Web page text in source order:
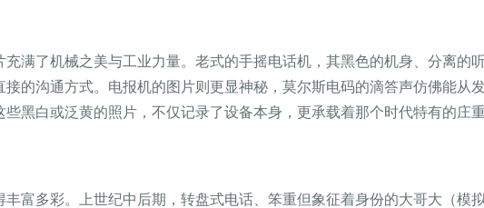
满了机械之美与工业力量。老式的手摇电话机，其黑色的机身、分离的
的沟通方式。电报机的图片则更显神秘，莫尔斯电码的滴答声仿佛能从
黑白或泛黄的照片，不仅记录了设备本身，更承载着那个时代特有的庄重
富多彩。上世纪中后期，转盘式电话、笨重但象征着身份的大哥大（模